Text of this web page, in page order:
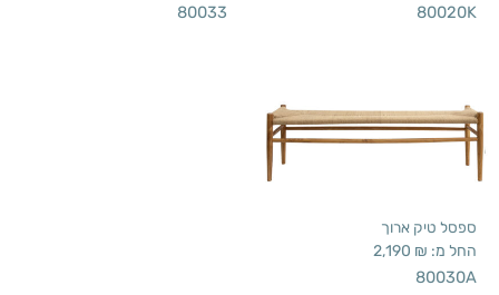
80020K
80033
ספסל טיק ארוך
החל מ: 2,190 ₪
80030A